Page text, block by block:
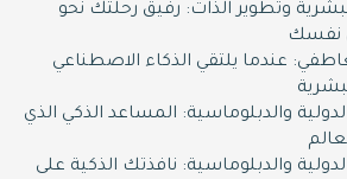
وتطوير الذات: رفيق رحلتك نحو
نفسك
عندما يلتقي الذكاء الاصطناعي
والدبلوماسية: المساعد الذكي الذي
والدبلوماسية: نافذتك الذكية على